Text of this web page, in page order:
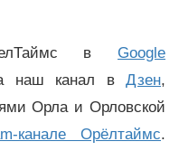
в Google
наш канал вДзен,
Орла и Орловской
канале Орёлтаймс.